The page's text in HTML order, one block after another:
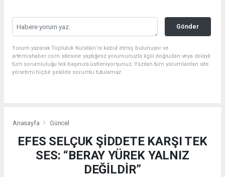
Gönder
Yorum yazarak Topluluk Kuralları’nı kabul etmiş bulunuyor ve
artemishaber.com sitesine yaptığınız yorumunuzla ilgili doğrudan veya dolaylı
tüm sorumluluğu tek başınıza üstleniyorsunuz. Yazılan tüm yorumlardan site
yönetimi hiçbir şekilde sorumlu tutulamaz.
Anasayfa Güncel
EFES SELÇUK ŞİDDETE KARŞI TEK
SES: “BERAY YÜREK YALNIZ
DEĞİLDİR”